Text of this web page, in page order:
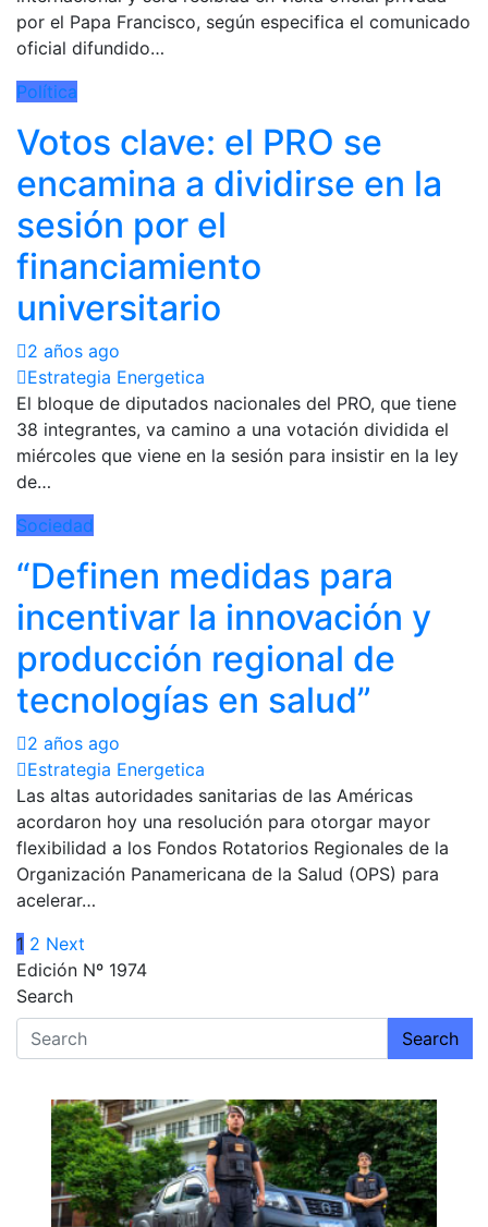
por el Papa Francisco, según especifica el comunicado
oficial difundido…
Política
Votos clave: el PRO se
encamina a dividirse en la
sesión por el
financiamiento
universitario
2 años ago
Estrategia Energetica
El bloque de diputados nacionales del PRO, que tiene
38 integrantes, va camino a una votación dividida el
miércoles que viene en la sesión para insistir en la ley
de…
Sociedad
“Definen medidas para
incentivar la innovación y
producción regional de
tecnologías en salud”
2 años ago
Estrategia Energetica
Las altas autoridades sanitarias de las Américas
acordaron hoy una resolución para otorgar mayor
flexibilidad a los Fondos Rotatorios Regionales de la
Organización Panamericana de la Salud (OPS) para
acelerar…
Paginación
de
entradas
1 2 Next
Edición Nº 1974
Search
Search